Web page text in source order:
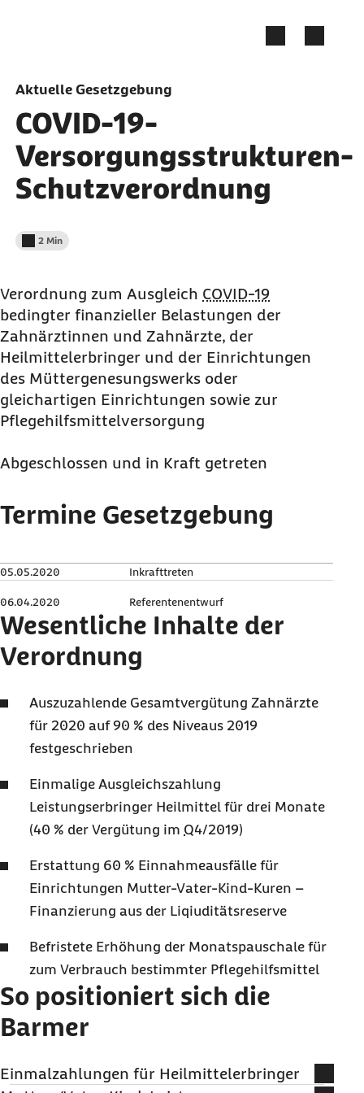
Aktuelle Gesetzgebung
COVID-19-
Versorgungsstrukturen-
Schutzverordnung
Lesedauer weniger als
2 Min
Verordnung zum Ausgleich COVID-19
bedingter finanzieller Belastungen der
Zahnärztinnen und Zahnärzte, der
Heilmittelerbringer und der Einrichtungen
des Müttergenesungswerks oder
gleichartigen Einrichtungen sowie zur
Pflegehilfsmittelversorgung
Abgeschlossen und in Kraft getreten
Termine Gesetzgebung
05.05.2020 Inkrafttreten
06.04.2020 Referentenentwurf
Wesentliche Inhalte der
Verordnung
Auszuzahlende Gesamtvergütung Zahnärzte
für 2020 auf 90 % des Niveaus 2019
festgeschrieben
Einmalige Ausgleichszahlung
Leistungserbringer Heilmittel für drei Monate
(40 % der Vergütung im Q4/2019)
Erstattung 60 % Einnahmeausfälle für
Einrichtungen Mutter-Vater-Kind-Kuren –
Finanzierung aus der Liqiuditätsreserve
Befristete Erhöhung der Monatspauschale für
zum Verbrauch bestimmter Pflegehilfsmittel
So positioniert sich die
Barmer
Einmalzahlungen für Heilmittelerbringer